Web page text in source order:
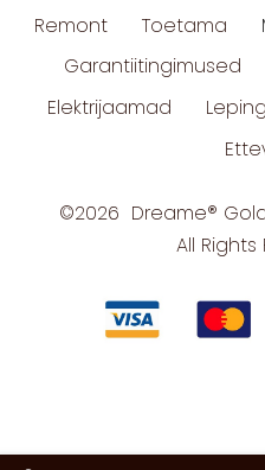
Remont
Toetama
Garantiitingimused
Elektrijaamad
Leping
©2026 Dreame®
All